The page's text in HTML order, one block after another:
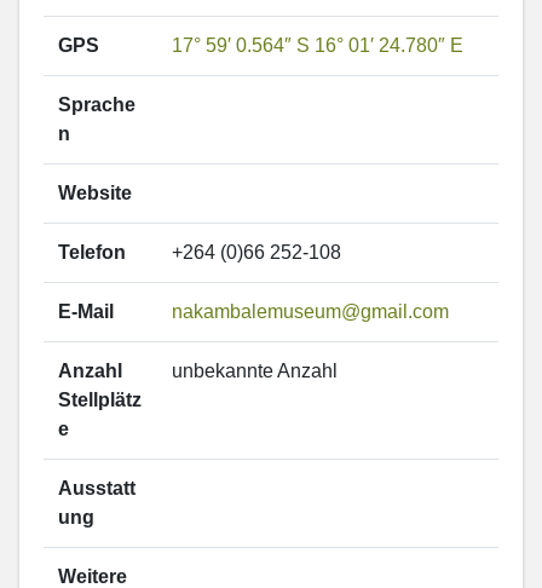
GPS 17° 59′ 0.564″ S 16° 01′ 24.780″ E
Sprache
n
Website
Telefon +264 (0)66 252-108
E-Mail nakambalemuseum@gmail.com
Anzahl
Stellplätz
e
unbekannte Anzahl
Ausstatt
ung
Weitere